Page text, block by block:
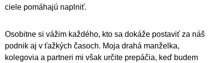
ciele pomáhajú naplniť.
Osobitne si vážim každého, kto sa dokáže postaviť za náš
podnik aj v ťažkých časoch. Moja drahá manželka,
kolegovia a partneri mi však určite prepáčia, keď budem